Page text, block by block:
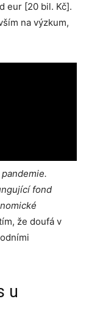
eur [20 bil. Kč].
na výzkum,
fond
že doufá v
u